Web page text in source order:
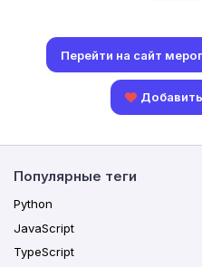
Перейти на сайт
Популярные теги
Python
JavaScript
TypeScript